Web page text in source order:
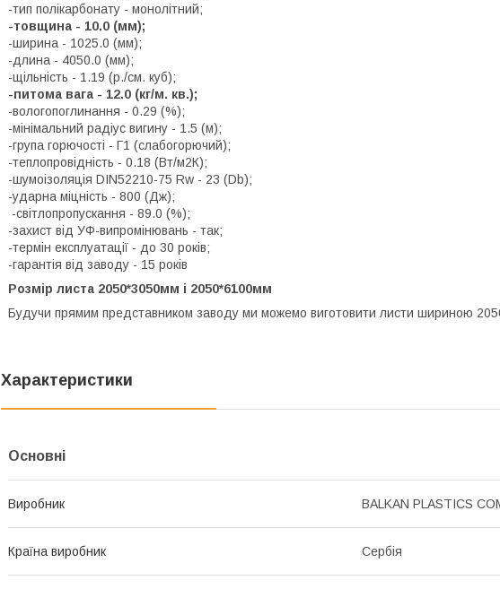
-тип полікарбонату - монолітний;
-товщина - 10.0 (мм);
-ширина - 1025.0 (мм);
-длина - 4050.0 (мм);
-щільність - 1.19 (р./см. куб);
-питома вага - 12.0 (кг/м. кв.);
-вологопоглинання - 0.29 (%);
-мінімальний радіус вигину - 1.5 (м);
-група горючості - Г1 (слабогорючий);
-теплопровідність - 0.18 (Вт/м2К);
-шумоізоляція DIN52210-75 Rw - 23 (Db);
-ударна міцність - 800 (Дж);
-світлопропускання - 89.0 (%);
-захист від УФ-випромінювань - так;
-термін експлуатації - до 30 років;
-гарантія від заводу - 15 років
Розмір листа 2050*3050мм і 2050*6100мм
Будучи прямим представником заводу ми можемо виготовити листи шириною
Характеристики
Основні
Виробник BALKAN PLASTICS
Країна виробник Сербія